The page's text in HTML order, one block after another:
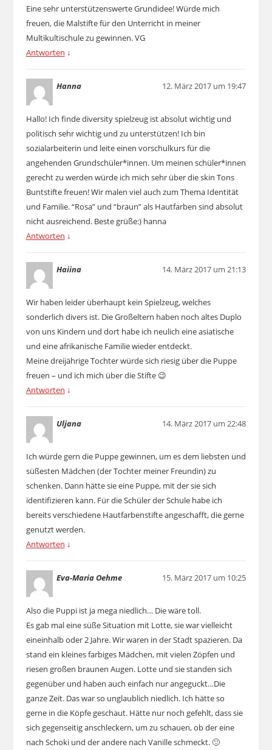
Eine sehr unterstützenswerte Grundidee! Würde mich
freuen, die Malstifte für den Unterricht in meiner
Multikultischule zu gewinnen. VG
Antworten ↓
Hanna 12. März 2017 um 19:47
Hallo! Ich finde diversity spielzeug ist absolut wichtig und
politisch sehr wichtig und zu unterstützen! Ich bin
sozialarbeiterin und leite einen vorschulkurs für die
angehenden Grundschüler*innen. Um meinen schüler*innen
gerecht zu werden würde ich mich sehr über die skin Tons
Buntstifte freuen! Wir malen viel auch zum Thema Identität
und Familie. “Rosa” und “braun” als Hautfarben sind absolut
nicht ausreichend. Beste grüße:) hanna
Antworten ↓
Haiina 14. März 2017 um 21:13
Wir haben leider überhaupt kein Spielzeug, welches
sonderlich divers ist. Die Großeltern haben noch altes Duplo
von uns Kindern und dort habe ich neulich eine asiatische
und eine afrikanische Familie wieder entdeckt.
Meine dreijährige Tochter würde sich riesig über die Puppe
freuen – und ich mich über die Stifte 😉
Antworten ↓
Uljana 14. März 2017 um 22:48
Ich würde gern die Puppe gewinnen, um es dem liebsten und
süßesten Mädchen (der Tochter meiner Freundin) zu
schenken. Dann hätte sie eine Puppe, mit der sie sich
identifizieren kann. Für die Schüler der Schule habe ich
bereits verschiedene Hautfarbenstifte angeschafft, die gerne
genutzt werden.
Antworten ↓
Eva-Maria Oehme 15. März 2017 um 10:25
Also die Puppi ist ja mega niedlich… Die wäre toll.
Es gab mal eine süße Situation mit Lotte, sie war vielleicht
eineinhalb oder 2 Jahre. Wir waren in der Stadt spazieren. Da
stand ein kleines farbiges Mädchen, mit vielen Zöpfen und
riesen großen braunen Augen. Lotte und sie standen sich
gegenüber und haben auch einfach nur angeguckt…Die
ganze Zeit. Das war so unglaublich niedlich. Ich hätte so
gerne in die Köpfe geschaut. Hätte nur noch gefehlt, dass sie
sich gegenseitig anschleckern, um zu schauen, ob der eine
nach Schoki und der andere nach Vanille schmeckt. 🙂